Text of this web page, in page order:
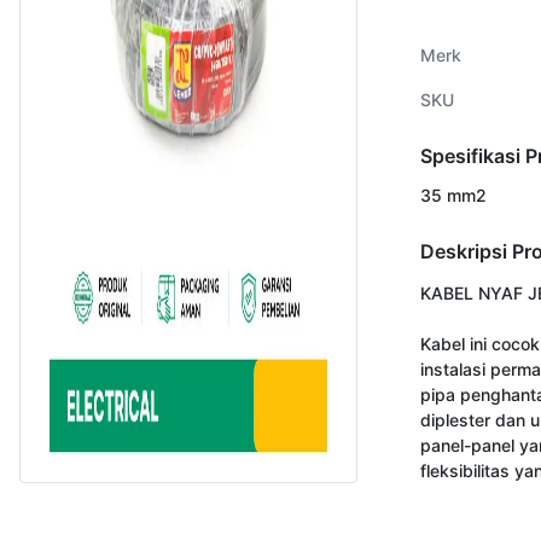
Merk
SKU
Spesifikasi
35 mm2
Deskripsi
KABEL NYAF
Kabel ini
instalasi
pipa
diplester dan
panel-panel
fleksibilitas